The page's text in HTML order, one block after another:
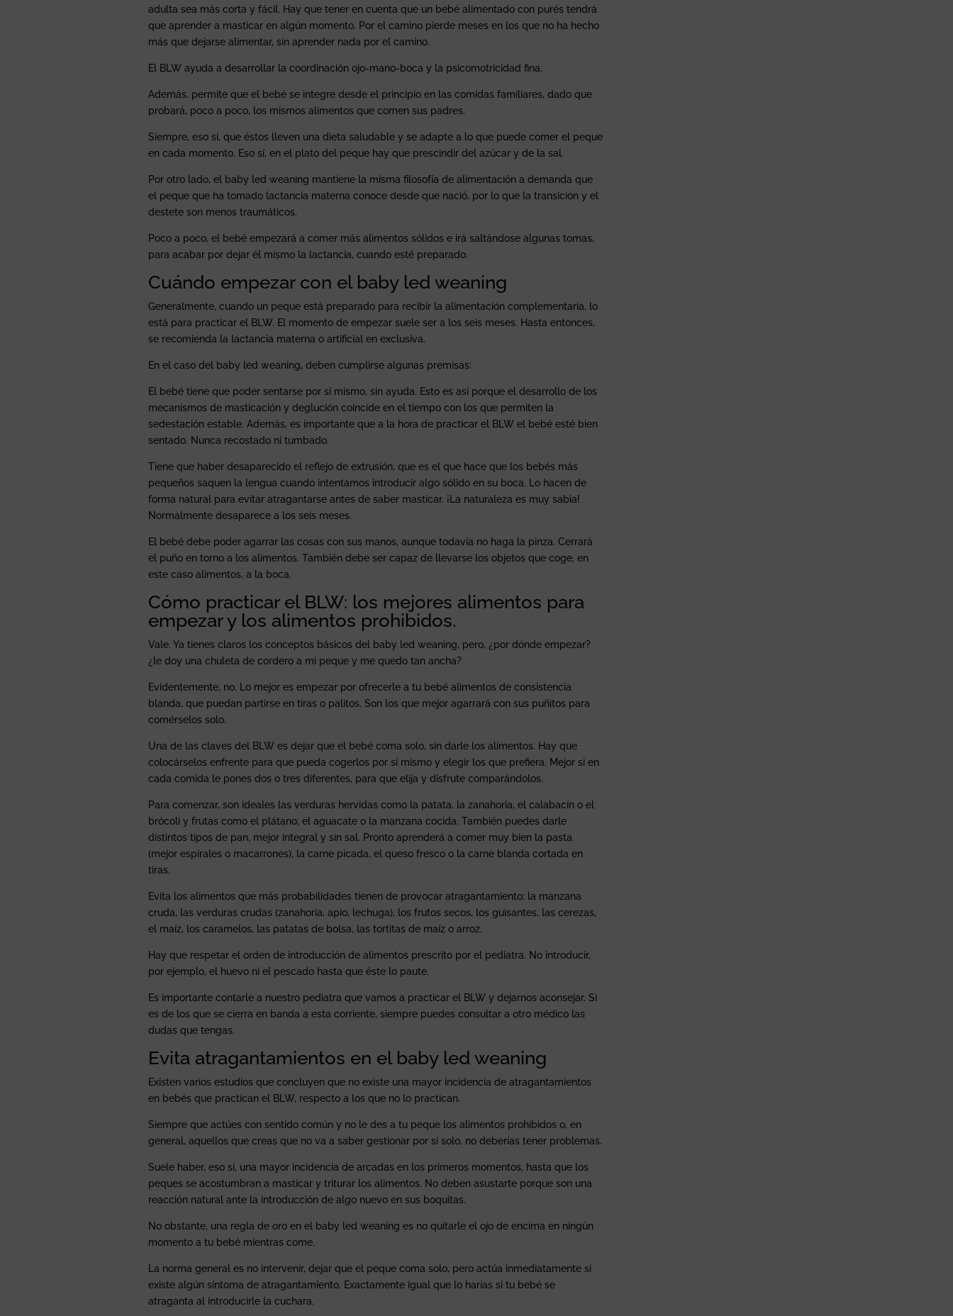
adulta sea más corta y fácil. Hay que tener en cuenta que un bebé alimentado con purés tendrá
que aprender a masticar en algún momento. Por el camino pierde meses en los que no ha hecho
más que dejarse alimentar, sin aprender nada por el camino.
El BLW ayuda a desarrollar la coordinación ojo-mano-boca y la psicomotricidad fina.
Además, permite que el bebé se integre desde el principio en las comidas familiares, dado que
probará, poco a poco, los mismos alimentos que comen sus padres.
Siempre, eso sí, que éstos lleven una dieta saludable y se adapte a lo que puede comer el peque
en cada momento. Eso sí, en el plato del peque hay que prescindir del azúcar y de la sal.
Por otro lado, el baby led weaning mantiene la misma filosofía de alimentación a demanda que
el peque que ha tomado lactancia materna conoce desde que nació, por lo que la transición y el
destete son menos traumáticos.
Poco a poco, el bebé empezará a comer más alimentos sólidos e irá saltándose algunas tomas,
para acabar por dejar él mismo la lactancia, cuando esté preparado.
Cuándo empezar con el baby led weaning
Generalmente, cuando un peque está preparado para recibir la alimentación complementaria, lo
está para practicar el BLW. El momento de empezar suele ser a los seis meses. Hasta entonces,
se recomienda la lactancia materna o artificial en exclusiva.
En el caso del baby led weaning, deben cumplirse algunas premisas:
El bebé tiene que poder sentarse por sí mismo, sin ayuda. Esto es así porque el desarrollo de los
mecanismos de masticación y deglución coincide en el tiempo con los que permiten la
sedestación estable. Además, es importante que a la hora de practicar el BLW el bebé esté bien
sentado. Nunca recostado ni tumbado.
Tiene que haber desaparecido el reflejo de extrusión, que es el que hace que los bebés más
pequeños saquen la lengua cuando intentamos introducir algo sólido en su boca. Lo hacen de
forma natural para evitar atragantarse antes de saber masticar. ¡La naturaleza es muy sabia!
Normalmente desaparece a los seis meses.
El bebé debe poder agarrar las cosas con sus manos, aunque todavía no haga la pinza. Cerrará
el puño en torno a los alimentos. También debe ser capaz de llevarse los objetos que coge, en
este caso alimentos, a la boca.
Cómo practicar el BLW: los mejores alimentos para
empezar y los alimentos prohibidos.
Vale. Ya tienes claros los conceptos básicos del baby led weaning, pero, ¿por dónde empezar?
¿le doy una chuleta de cordero a mi peque y me quedo tan ancha?
Evidentemente, no. Lo mejor es empezar por ofrecerle a tu bebé alimentos de consistencia
blanda, que puedan partirse en tiras o palitos. Son los que mejor agarrará con sus puñitos para
comérselos solo.
Una de las claves del BLW es dejar que el bebé coma solo, sin darle los alimentos. Hay que
colocárselos enfrente para que pueda cogerlos por sí mismo y elegir los que prefiera. Mejor si en
cada comida le pones dos o tres diferentes, para que elija y disfrute comparándolos.
Para comenzar, son ideales las verduras hervidas como la patata, la zanahoria, el calabacín o el
brócoli y frutas como el plátano, el aguacate o la manzana cocida. También puedes darle
distintos tipos de pan, mejor integral y sin sal. Pronto aprenderá a comer muy bien la pasta
(mejor espirales o macarrones), la carne picada, el queso fresco o la carne blanda cortada en
tiras.
Evita los alimentos que más probabilidades tienen de provocar atragantamiento: la manzana
cruda, las verduras crudas (zanahoria, apio, lechuga), los frutos secos, los guisantes, las cerezas,
el maíz, los caramelos, las patatas de bolsa, las tortitas de maíz o arroz.
Hay que respetar el orden de introducción de alimentos prescrito por el pediatra. No introducir,
por ejemplo, el huevo ni el pescado hasta que éste lo paute.
Es importante contarle a nuestro pediatra que vamos a practicar el BLW y dejarnos aconsejar. Si
es de los que se cierra en banda a esta corriente, siempre puedes consultar a otro médico las
dudas que tengas.
Evita atragantamientos en el baby led weaning
Existen varios estudios que concluyen que no existe una mayor incidencia de atragantamientos
en bebés que practican el BLW, respecto a los que no lo practican.
Siempre que actúes con sentido común y no le des a tu peque los alimentos prohibidos o, en
general, aquellos que creas que no va a saber gestionar por sí solo, no deberías tener problemas.
Suele haber, eso sí, una mayor incidencia de arcadas en los primeros momentos, hasta que los
peques se acostumbran a masticar y triturar los alimentos. No deben asustarte porque son una
reacción natural ante la introducción de algo nuevo en sus boquitas.
No obstante, una regla de oro en el baby led weaning es no quitarle el ojo de encima en ningún
momento a tu bebé mientras come.
La norma general es no intervenir, dejar que el peque coma solo, pero actúa inmediatamente si
existe algún síntoma de atragantamiento. Exactamente igual que lo harías si tu bebé se
atraganta al introducirle la cuchara.